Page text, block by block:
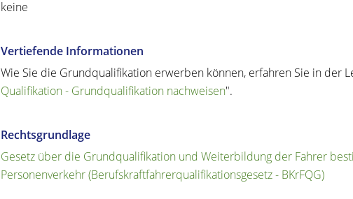
keine
Vertiefende Informationen
Wie Sie die Grundqualifikation erwerben können, erfahren Sie in der
Qualifikation - Grundqualifikation nachweisen".
Rechtsgrundlage
Gesetz über die Grundqualifikation und Weiterbildung der Fahrer
Personenverkehr (Berufskraftfahrerqualifikationsgesetz - BKrFQG)